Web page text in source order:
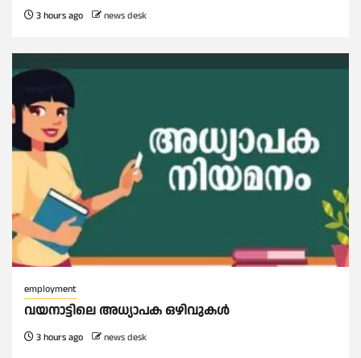
3 hours ago news desk
employment
വയനാട്ടിലെ അധ്യാപക ഒഴിവുകൾ
3 hours ago news desk